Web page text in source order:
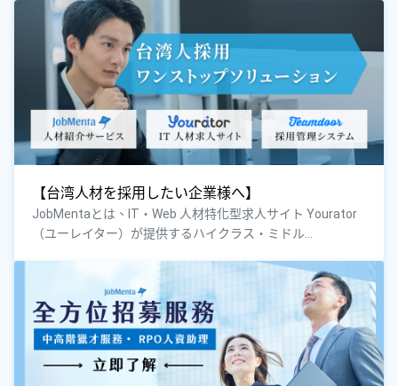
【台湾人材を採用したい企業様へ】
JobMentaとは、IT・Web 人材特化型求人サイト Yourator
（ユーレイター）が提供するハイクラス・ミドル...